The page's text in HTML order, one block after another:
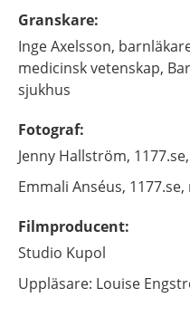
Granskare:
IngeAxelsson,
medicinsk vetenskap,
sjukhus
Fotograf:
Jenny Hallström,
Emmali Anséus,
Filmproducent:
Studio Kupol
Uppläsare: Louise